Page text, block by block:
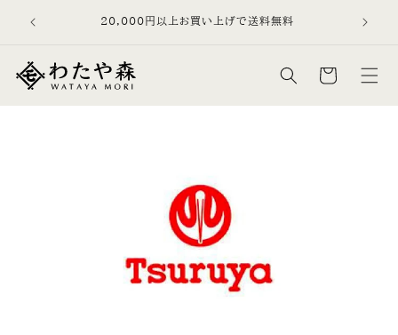
ツに進む
20,000円以上お買い上げで送料無料
ー